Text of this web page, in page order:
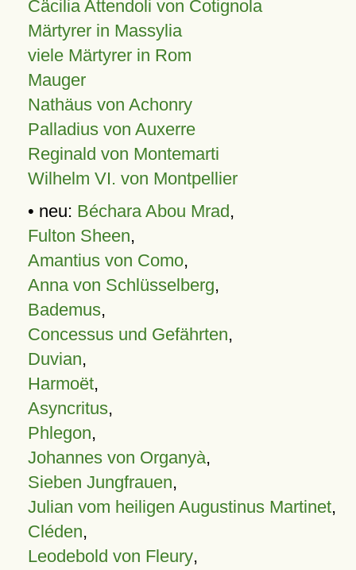
Cäcilia Attendoli von Cotignola
Märtyrer in Massylia
viele Märtyrer in Rom
Mauger
Nathäus von Achonry
Palladius von Auxerre
Reginald von Montemarti
Wilhelm VI. von Montpellier
• neu: Béchara Abou Mrad,
Fulton Sheen,
Amantius von Como,
Anna von Schlüsselberg,
Bademus,
Concessus und Gefährten,
Duvian,
Harmoët,
Asyncritus,
Phlegon,
Johannes von Organyà,
Sieben Jungfrauen,
Julian vom heiligen Augustinus Martinet,
Cléden,
Leodebold von Fleury,